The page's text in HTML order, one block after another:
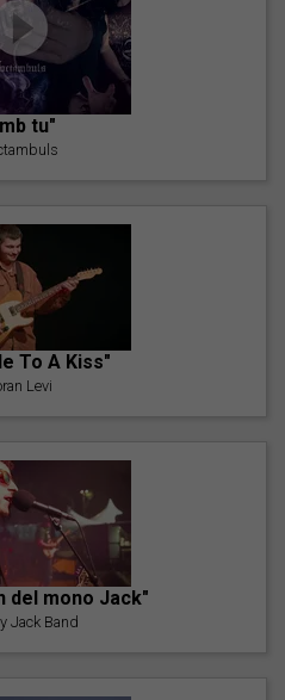
tu"
To A Kiss"
Levi
del mono Jack"
Jack Band